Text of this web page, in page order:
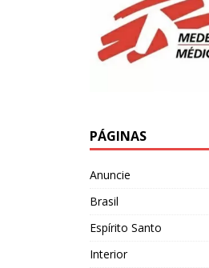
PÁGINAS
Anuncie
Brasil
Espírito Santo
Interior